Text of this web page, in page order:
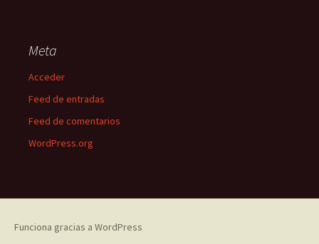
Meta
Acceder
Feed de entradas
Feed de comentarios
WordPress.org
Funciona gracias a WordPress